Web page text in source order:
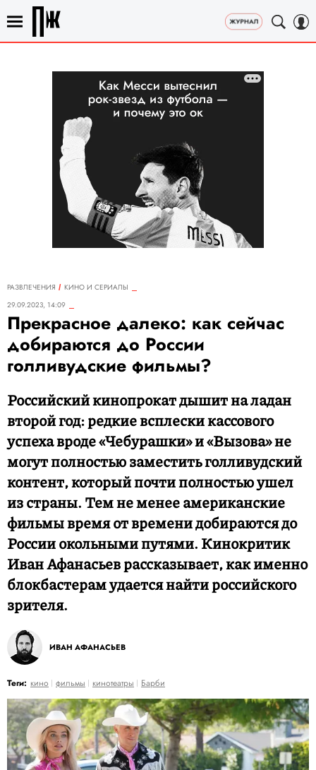
РАЗВЛЕЧЕНИЯ
КИНО И СЕРИАЛЫ
29.09.2023, 14:09
Прекрасное далеко: как сейчас
добираются до России
голливудские фильмы?
Российский кинопрокат дышит на ладан
второй год: редкие всплески кассового
успеха вроде «Чебурашки» и «Вызова» не
могут полностью заместить голливудский
контент, который почти полностью ушел
из страны. Тем не менее американские
фильмы время от времени добираются до
России окольными путями. Кинокритик
Иван Афанасьев рассказывает, как именно
блокбастерам удается найти российского
зрителя.
ИВАН АФАНАСЬЕВ
Теги: кино фильмы кинотеатры Барби